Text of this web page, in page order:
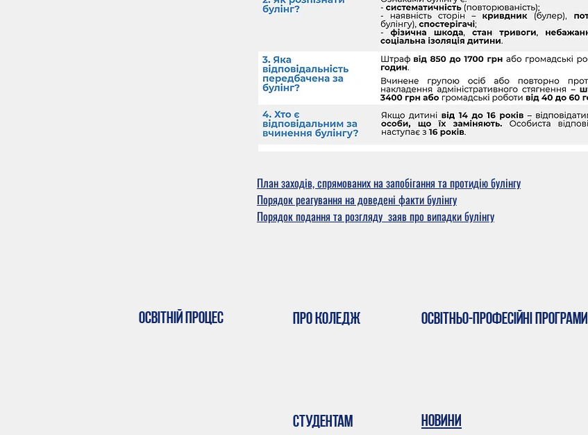
План заходів, спрямованих на запобігання та протидію булінгу
Порядок реагування на доведені факти булінгу
Порядок подання та розгляду заяв про випадки булінгу
Освітній процес Про коледж Освітньо-професійні програми
Студентам Новини